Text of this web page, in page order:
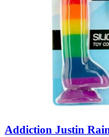
Addiction Justin